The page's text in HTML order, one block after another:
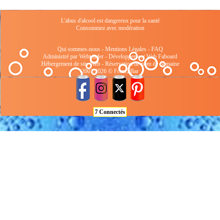
L'abus d'alcool est dangereux pour la santé
Consommez avec modération
Qui sommes-nous- Mentions Légales- FAQ
Administré par Webtender - Développement Web Faboard
Hébergement de site Web- Réservation de nom de domaine
2001/2026 © FrenchBar
7 Connectés